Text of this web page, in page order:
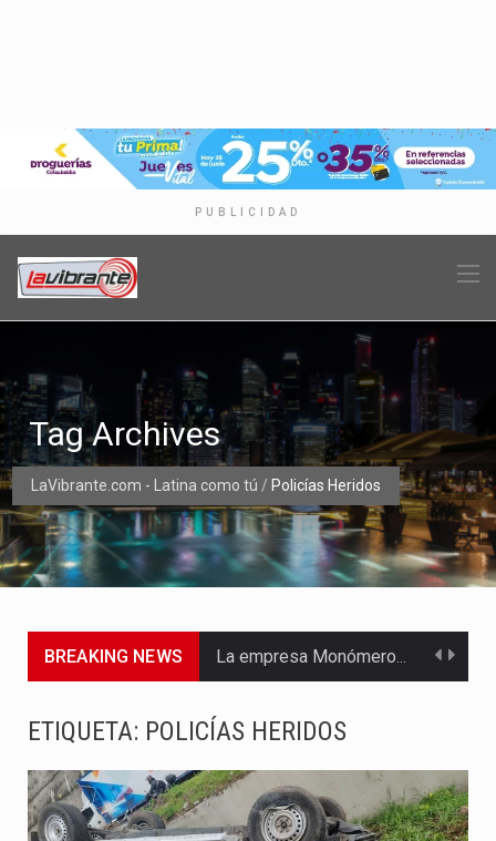
PUBLICIDAD
LaVibrante.com - Latina como tú / Policías Heridos
Tag Archives
BREAKING NEWS La empresa Monómeros fue una de las protagonistas durante la…
La Alcaldía de Barranquilla puso en marcha un amplio plan…
ETIQUETA: POLICÍAS HERIDOS